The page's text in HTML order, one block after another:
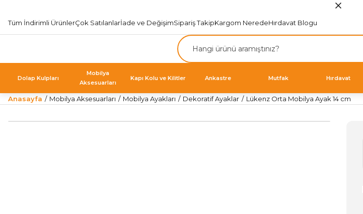
Tüm İndirimli ÜrünlerÇok Satılanlarİade ve DeğişimSipariş TakipKargom NeredeHırdavat Blogu
Dolap Kulpları
Mobilya
Aksesuarları
Kapı Kolu ve Kilitler Ankastre Mutfak Hırdavat
Anasayfa Mobilya Aksesuarları Mobilya Ayakları Dekoratif Ayaklar Lükenz Orta Mobilya Ayak 14 cm